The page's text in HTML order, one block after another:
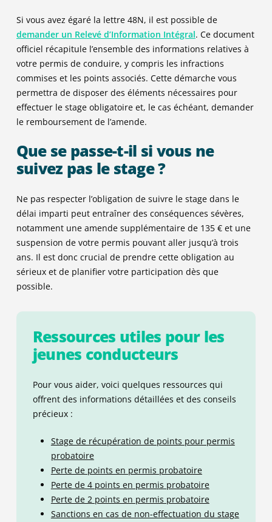
Si vous avez égaré la lettre 48N, il est possible de
demander un Relevé d’Information Intégral. Ce document
officiel récapitule l’ensemble des informations relatives à
votre permis de conduire, y compris les infractions
commises et les points associés. Cette démarche vous
permettra de disposer des éléments nécessaires pour
effectuer le stage obligatoire et, le cas échéant, demander
le remboursement de l’amende.
Que se passe-t-il si vous ne
suivez pas le stage ?
Ne pas respecter l’obligation de suivre le stage dans le
délai imparti peut entraîner des conséquences sévères,
notamment une amende supplémentaire de 135 € et une
suspension de votre permis pouvant aller jusqu’à trois
ans. Il est donc crucial de prendre cette obligation au
sérieux et de planifier votre participation dès que
possible.
Ressources utiles pour les
jeunes conducteurs
Pour vous aider, voici quelques ressources qui
offrent des informations détaillées et des conseils
précieux :
Stage de récupération de points pour permis
probatoire
Perte de points en permis probatoire
Perte de 4 points en permis probatoire
Perte de 2 points en permis probatoire
Sanctions en cas de non-effectuation du stage